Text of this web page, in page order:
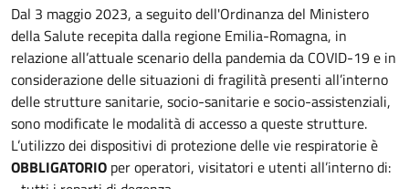
Dal 3 maggio 2023, a seguito dell'Ordinanza del Ministero
della Salute recepita dalla regione Emilia-Romagna, in
relazione all’attuale scenario della pandemia da COVID-19 e in
considerazione delle situazioni di fragilità presenti all’interno
delle strutture sanitarie, socio-sanitarie e socio-assistenziali,
sono modificate le modalità di accesso a queste strutture.
L’utilizzo dei dispositivi di protezione delle vie respiratorie è
OBBLIGATORIO per operatori, visitatori e utenti all’interno di: